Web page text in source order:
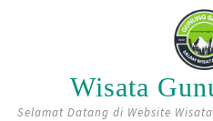
Wisata
Selamat Datang di Website